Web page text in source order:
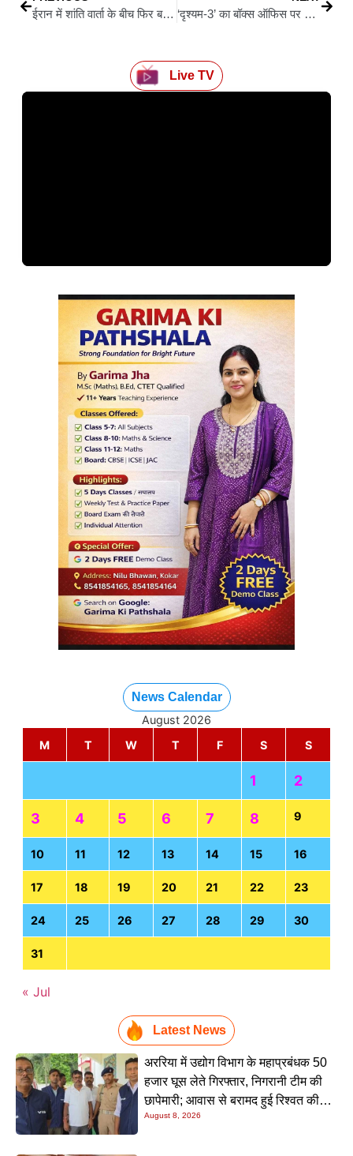
ईरान में शांति वार्ता के बीच फिर बढ़ा तनाव, अमेरिकी सेना ने IRGC की नावों और मिसाइल लॉन्च साइट पर की कार्रवाई ‘दृश्यम-3’ का बॉक्स ऑफिस पर जलवा, ‘चांद मेरा दिल’ और ‘पति पत्नी और वो दो’ पिछड़ीं
Live TV
News Calendar
August 2026
M
T W T F S S
1 2
3 4 5 6 7 8 9
10 11 12 13 14 15 16
17 18 19 20 21 22 23
24 25 26 27 28 29 30
31
« Jul
Latest News
अररिया में उद्योग विभाग के महाप्रबंधक 50
हजार घूस लेते गिरफ्तार, निगरानी टीम की
छापेमारी; आवास से बरामद हुई रिश्वत की
रकम
August 8, 2026